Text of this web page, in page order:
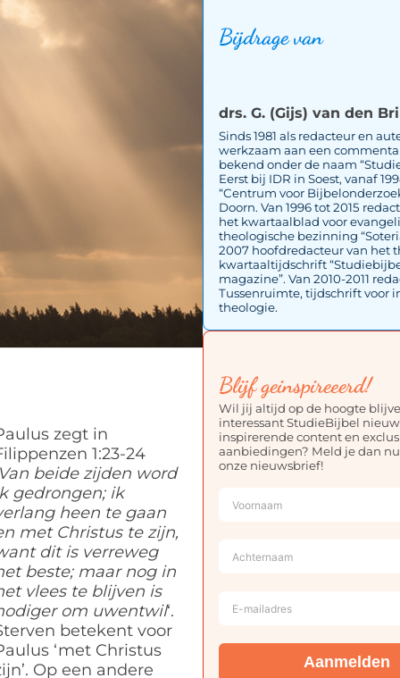
zegt in
1:23-24
beide zijden word
gedrongen; ik
heen te gaan
met Christus te zijn,
dit is verreweg
beste; maar nog in
vlees te blijven is
om uwentwil‘.
betekent voor
‘met Christus
Op een andere
Bijdrage van
drs. G. (Gijs) van den
Sinds 1981 als redacteur en
werkzaam aan een
bekend onder de naam
Eerst bij IDR in Soest, vanaf
“Centrum voor
Doorn. Van 1996 tot 2015
het kwartaalblad voor
theologische bezinning
2007 hoofdredacteur van het
kwartaaltijdschrift
magazine”. Van 2010-2011
Tussenruimte, tijdschrift voor
theologie.
Blijf geinspireeerd!
Wil jij altijd op de hoogte
interessant StudieBijbel
inspirerende content en
aanbiedingen? Meld je dan
onze nieuwsbrief!
Aanmelden